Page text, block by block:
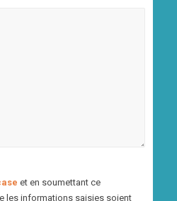
et en soumettant ce
les informations saisies soient